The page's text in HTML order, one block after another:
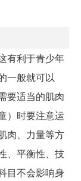
有利于青少年
一般就可以
要适当的肌肉
）时要注意运
肉、力量等方
、平衡性、技
目不会影响身